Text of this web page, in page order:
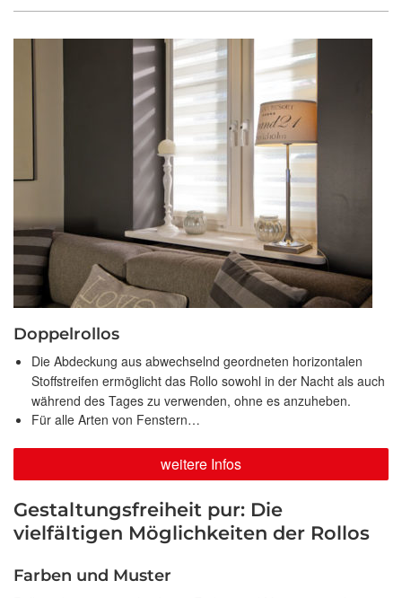
Doppelrollos
Die Abdeckung aus abwechselnd geordneten horizontalen
Stoffstreifen ermöglicht das Rollo sowohl in der Nacht als auch
während des Tages zu verwenden, ohne es anzuheben.
Für alle Arten von Fenstern…
weitere Infos
Gestaltungsfreiheit pur: Die
vielfältigen Möglichkeiten der Rollos
Farben und Muster